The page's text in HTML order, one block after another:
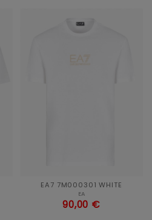
EA7 7M000301 WHITE
EA
90,00 €